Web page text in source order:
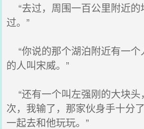
“去过，周围一百公里附近的
过。”
“你说的那个湖泊附近有一个
的人叫宋威。”
“还有一个叫左强刚的大块头
次，我输了，那家伙身手十分
一起去和他玩玩。”